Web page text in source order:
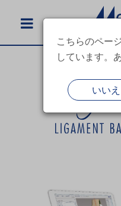
こちらのペー
しています。
いいえ